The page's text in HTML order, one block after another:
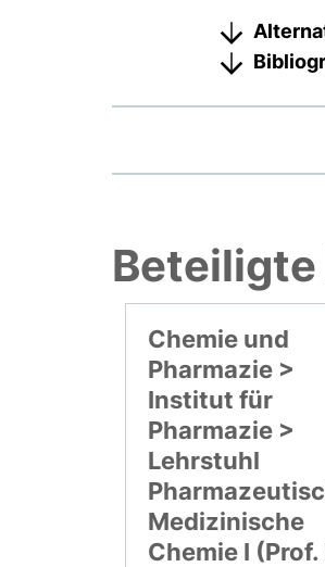
Chemie und
Pharmazie >
Institut für
Pharmazie >
Lehrstuhl
Medizinische
Chemie I (Prof.